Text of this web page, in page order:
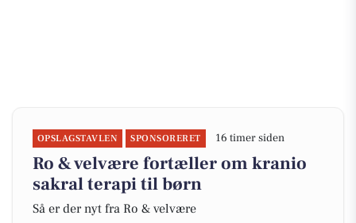
OPSLAGSTAVLEN SPONSORERET 16 timer siden
Ro & velvære fortæller om kranio
sakral terapi til børn
Så er der nyt fra Ro & velvære